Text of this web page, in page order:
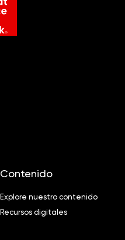
Contenido
Explore nuestro contenido
Recursos digitales